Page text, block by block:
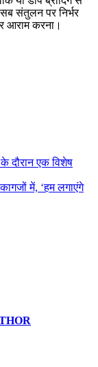
संतुलन पर निर्भर
आराम करना।
के दौरान एक विशेष
में, ‘हम लगाएंगे